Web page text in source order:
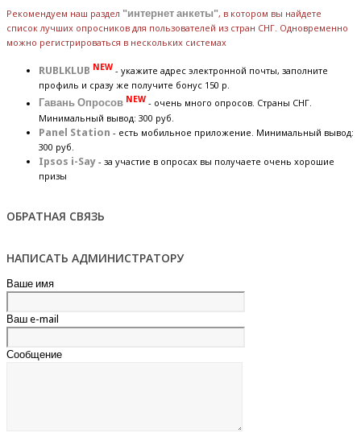
Рекомендуем наш раздел "интернет анкеты", в котором вы найдете
список лучших опросников для пользователей из стран СНГ. Одновременно
можно регистрироваться в нескольких системах
RUBLKLUB NEW - укажите адрес электронной почты, заполните
профиль и сразу же получите бонус 150 р.
Гавань Опросов NEW - очень много опросов. Страны СНГ.
Минимальный вывод: 300 руб.
Panel Station - есть мобильное приложение. Минимальный вывод:
300 руб.
Ipsos i-Say - за участие в опросах вы получаете очень хорошие
призы
ОБРАТНАЯ СВЯЗЬ
НАПИСАТЬ АДМИНИСТРАТОРУ
Ваше имя
Ваш e-mail
Сообщение